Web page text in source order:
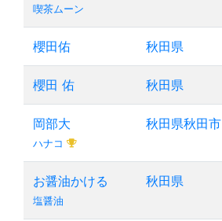
喫茶ムーン
櫻田佑 秋田県
櫻田 佑 秋田県
岡部大
ハナコ
秋田県秋田市
お醤油かける
塩醤油
秋田県